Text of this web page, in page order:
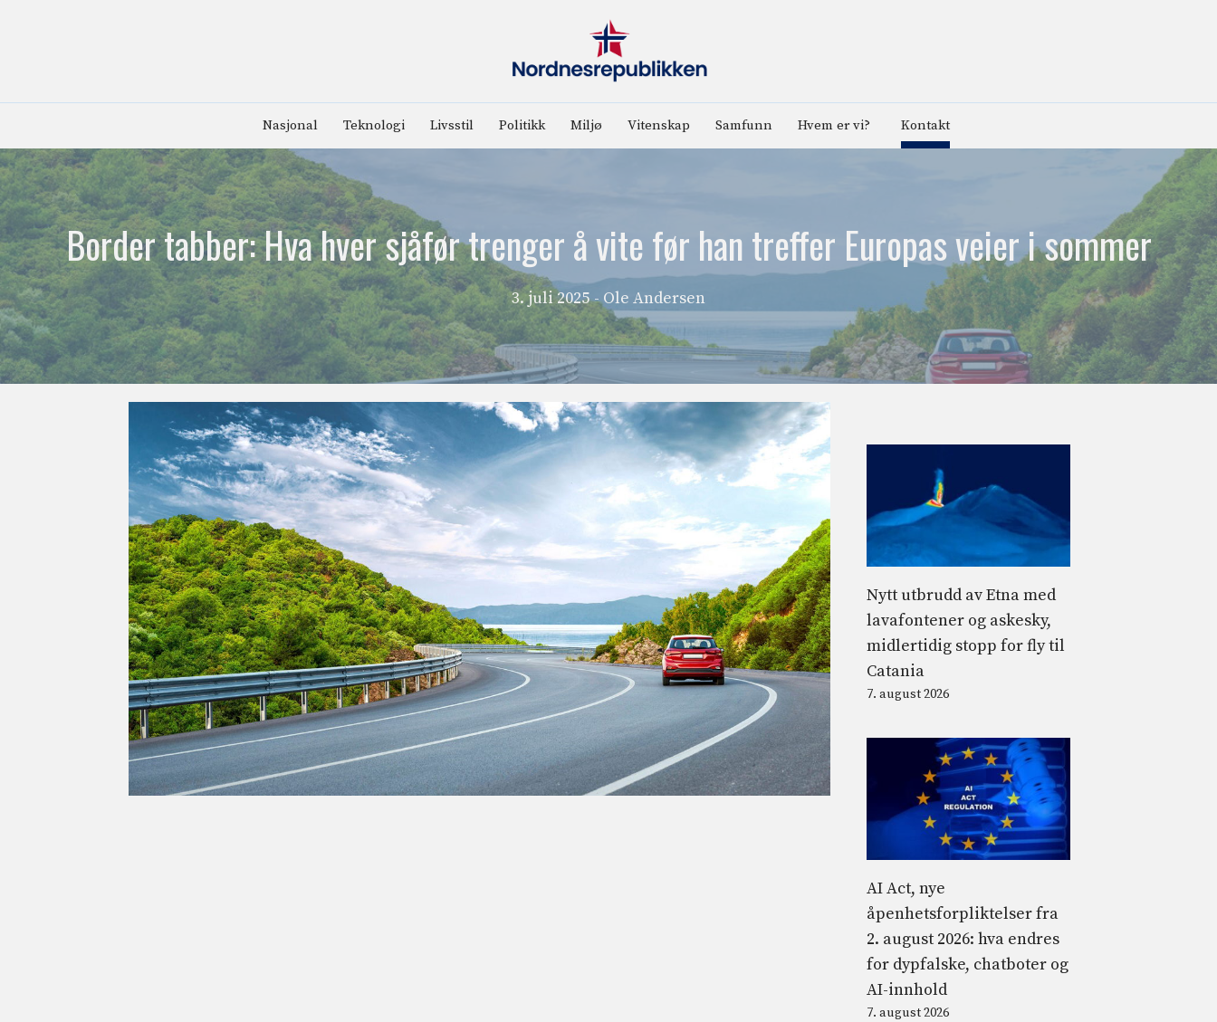
Nasjonal Teknologi Livsstil Politikk Miljø Vitenskap Samfunn Hvem er vi? Kontakt
Border tabber: Hva hver sjåfør trenger å vite før han treffer Europas veier i sommer
3. juli 2025 - Ole Andersen
Nytt utbrudd av Etna med
lavafontener og askesky,
midlertidig stopp for fly til
Catania
7. august 2026
AI Act, nye
åpenhetsforpliktelser fra
2. august 2026: hva endres
for dypfalske, chatboter og
AI-innhold
7. august 2026